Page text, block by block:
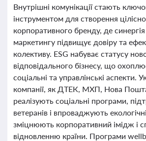
Внутрішні комунікації стають
інструментом для створення
корпоративного бренду, де синергія
маркетингу підвищує довіру та
колективу. ESG набуває статусу
відповідального бізнесу, що
соціальні та управлінські аспекти.
компанії, як ДТЕК, МХП, Нова
реалізують соціальні програми,
ветеранів і впроваджують
зміцнюють корпоративний імідж і
відновленню країни. Програми